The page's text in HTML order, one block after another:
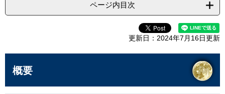
。
て
ページ内目次
更新日：2024年7月16日更新
概要